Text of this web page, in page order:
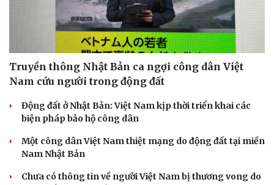
Truyền thông Nhật Bản ca ngợi công dân Việt
Nam cứu người trong động đất
Động đất ở Nhật Bản: Việt Nam kịp thời triển khai các
biện pháp bảo hộ công dân
Một công dân Việt Nam thiệt mạng do động đất tại miền
Nam Nhật Bản
Chưa có thông tin về người Việt Nam bị thương vong do